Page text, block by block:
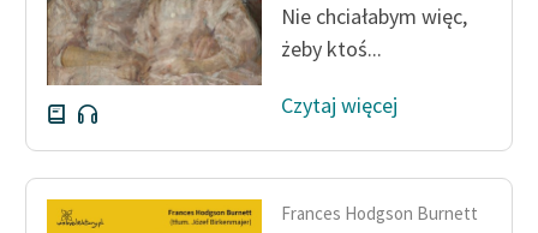
Dane fundacji i
sprawozdania finansowe
Regulamin darowizn
Informacja o treściach
Deklaracja dostępności
Nie chciałabym więc,
żeby ktoś...
Czytaj więcej
Frances Hodgson Burnett